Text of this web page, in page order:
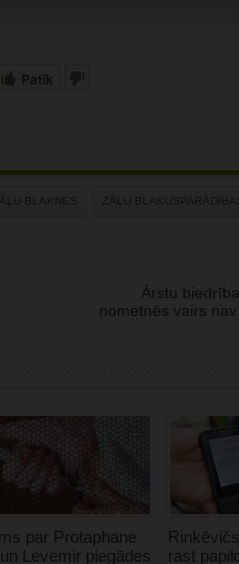
Patīk
BLAKNES ZĀĻU BLAKUSPARĀDĪBAS
Ārstu
nometnēs vairs
par Protaphane
Levemir piegādes
rast